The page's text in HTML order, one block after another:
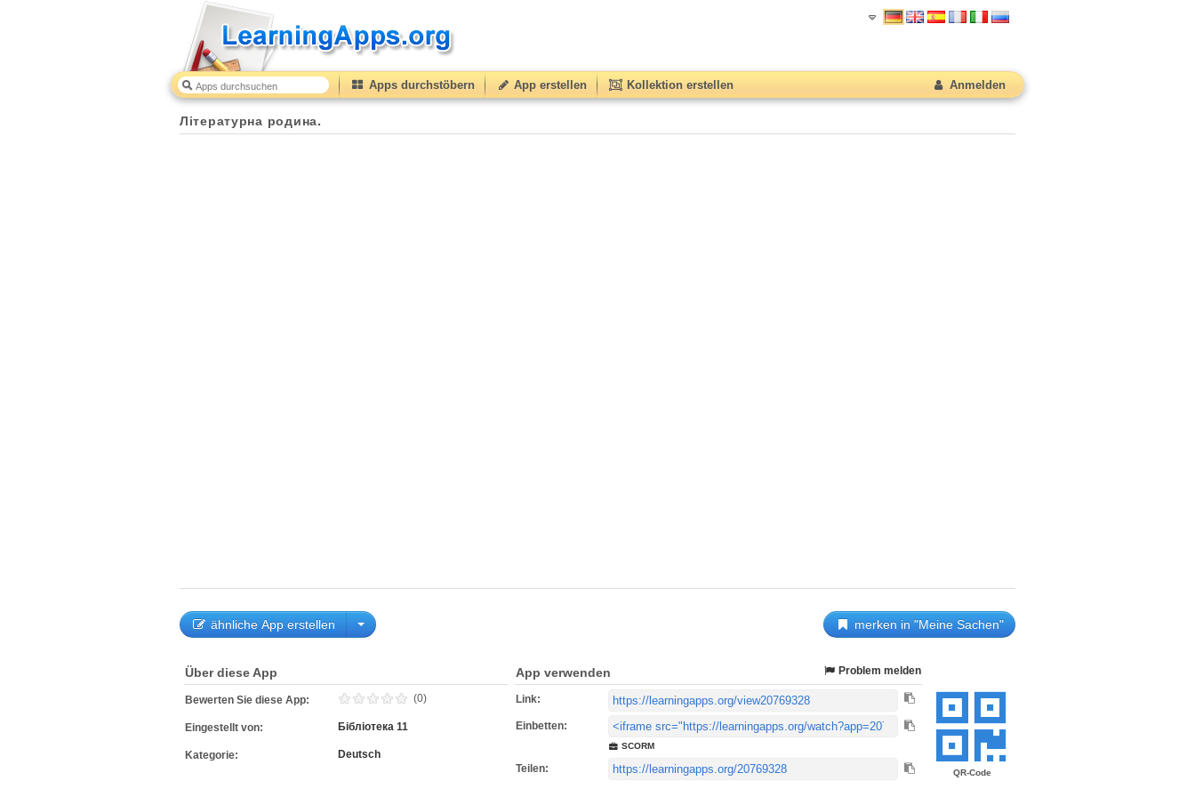
Apps durchstöbern App erstellen Kollektion erstellen Anmelden
Літературна родина.
ähnliche App erstellen merken in "Meine Sachen"
QR-Code
Über diese App
Bewerten Sie diese App: (0)
Eingestellt von: Бібліотека 11
Kategorie: Deutsch
App verwenden Problem melden
Link:
Einbetten:
SCORM
Teilen: